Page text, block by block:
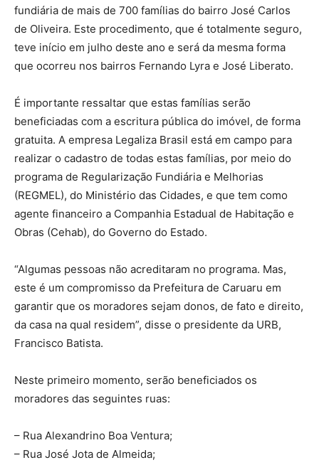
fundiária de mais de 700 famílias do bairro José Carlos
de Oliveira. Este procedimento, que é totalmente seguro,
teve início em julho deste ano e será da mesma forma
que ocorreu nos bairros Fernando Lyra e José Liberato.
É importante ressaltar que estas famílias serão
beneficiadas com a escritura pública do imóvel, de forma
gratuita. A empresa Legaliza Brasil está em campo para
realizar o cadastro de todas estas famílias, por meio do
programa de Regularização Fundiária e Melhorias
(REGMEL), do Ministério das Cidades, e que tem como
agente financeiro a Companhia Estadual de Habitação e
Obras (Cehab), do Governo do Estado.
“Algumas pessoas não acreditaram no programa. Mas,
este é um compromisso da Prefeitura de Caruaru em
garantir que os moradores sejam donos, de fato e direito,
da casa na qual residem”, disse o presidente da URB,
Francisco Batista.
Neste primeiro momento, serão beneficiados os
moradores das seguintes ruas:
– Rua Alexandrino Boa Ventura;
– Rua José Jota de Almeida;